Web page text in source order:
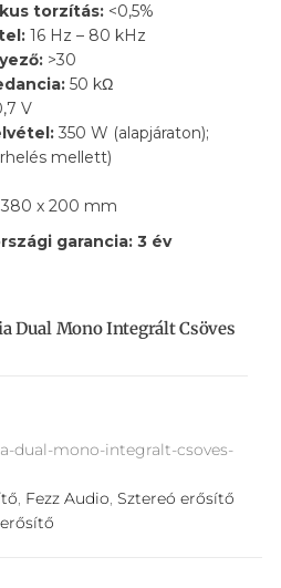
torzítás: <0,5%
16 Hz – 80 kHz
>30
50 kΩ
V
350 W (alapjáraton);
mellett)
x 200 mm
garancia: 3 év
Dual Mono Integrált Csöves
dual-mono-integralt-csoves-
, Fezz Audio, Sztereó erősítő